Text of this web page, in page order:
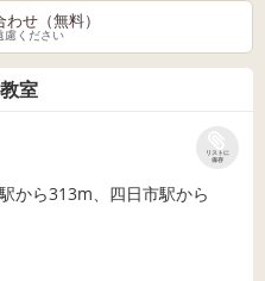
せ（無料）
慮ください
室
リストに
保存
から313m、四日市駅から